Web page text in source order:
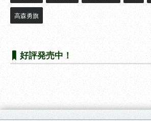
高森勇旗
好評発売中！